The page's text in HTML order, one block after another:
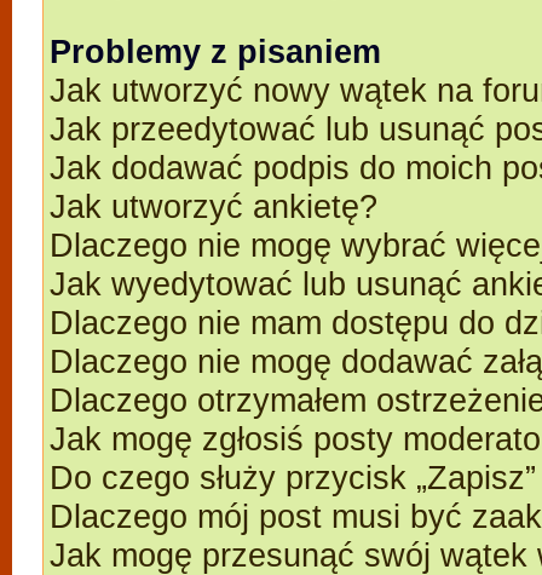
Problemy z pisaniem
Jak utworzyć nowy wątek na
Jak przeedytować lub usunąć
Jak dodawać podpis do moich
Jak utworzyć ankietę?
Dlaczego nie mogę wybrać
Jak wyedytować lub usunąć
Dlaczego nie mam dostępu do
Dlaczego nie mogę dodawać
Dlaczego otrzymałem
Jak mogę zgłosiś posty
Do czego służy przycisk
Dlaczego mój post musi być
Jak mogę przesunąć swój wątek